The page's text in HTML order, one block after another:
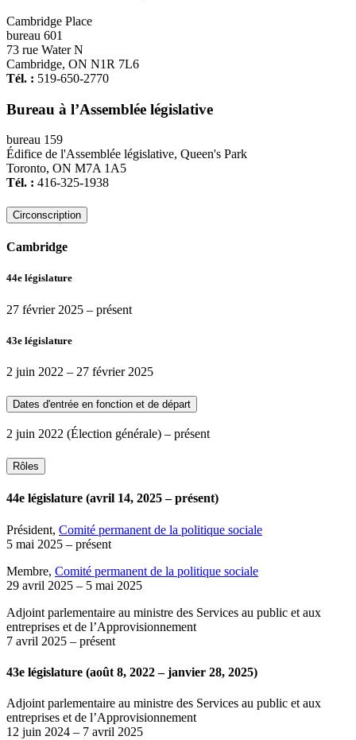
Cambridge Place
bureau 601
73 rue Water N
Cambridge, ON N1R 7L6
Tél. : 519-650-2770
Bureau à l’Assemblée législative
bureau 159
Édifice de l'Assemblée législative, Queen's Park
Toronto, ON M7A 1A5
Tél. : 416-325-1938
Circonscription
Cambridge
44e législature
27 février 2025 – présent
43e législature
2 juin 2022 – 27 février 2025
Dates d'entrée en fonction et de départ
2 juin 2022 (Élection générale) – présent
Rôles
44e législature (avril 14, 2025 – présent)
Président, Comité permanent de la politique sociale
5 mai 2025 – présent
Membre, Comité permanent de la politique sociale
29 avril 2025 – 5 mai 2025
Adjoint parlementaire au ministre des Services au public et aux
entreprises et de l’Approvisionnement
7 avril 2025 – présent
43e législature (août 8, 2022 – janvier 28, 2025)
Adjoint parlementaire au ministre des Services au public et aux
entreprises et de l’Approvisionnement
12 juin 2024 – 7 avril 2025